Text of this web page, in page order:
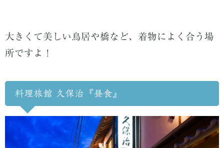
大きくて美しい鳥居や橋など、着物によく合う場
所ですよ！
料理旅館 久保治『昼食』